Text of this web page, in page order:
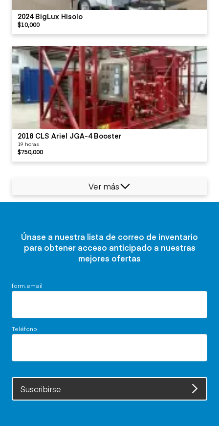
2024 BigLux Hisolo
$10,000
2018 CLS Ariel JGA-4 Booster
19 horas
$750,000
Ver más
Únase a nuestra lista de correo de inventario
para obtener acceso anticipado a nuestras
mejores ofertas
form.email
Teléfono
Suscribirse